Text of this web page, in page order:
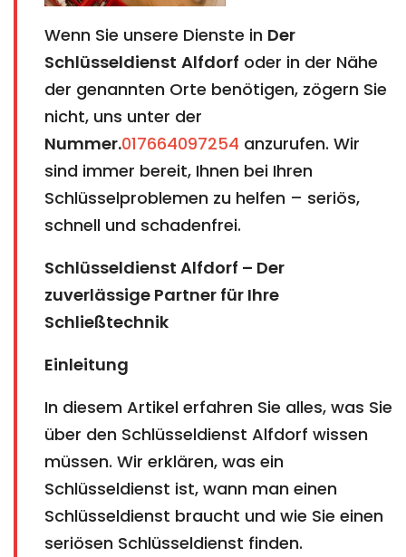
Wenn Sie unsere Dienste in Der
Schlüsseldienst Alfdorf oder in der Nähe
der genannten Orte benötigen, zögern Sie
nicht, uns unter der
Nummer.017664097254 anzurufen. Wir
sind immer bereit, Ihnen bei Ihren
Schlüsselproblemen zu helfen – seriös,
schnell und schadenfrei.
Schlüsseldienst Alfdorf – Der
zuverlässige Partner für Ihre
Schließtechnik
Einleitung
In diesem Artikel erfahren Sie alles, was Sie
über den Schlüsseldienst Alfdorf wissen
müssen. Wir erklären, was ein
Schlüsseldienst ist, wann man einen
Schlüsseldienst braucht und wie Sie einen
seriösen Schlüsseldienst finden.